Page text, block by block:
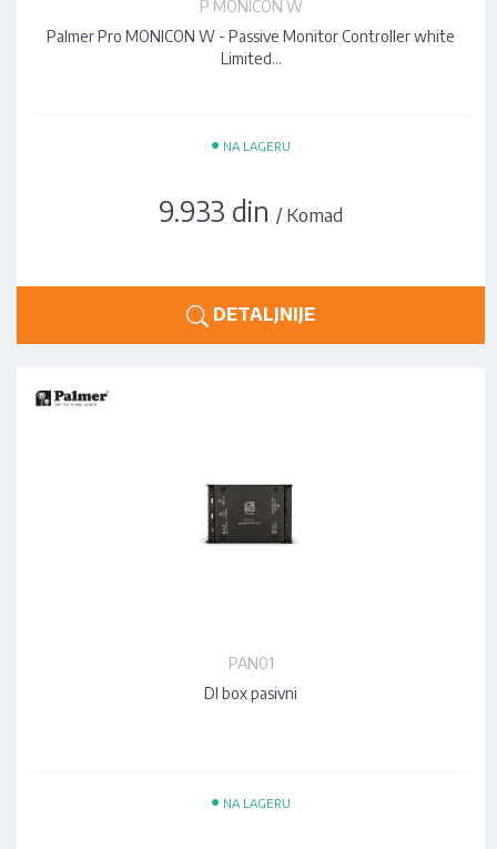
P MONICON W
Palmer Pro MONICON W - Passive Monitor Controller white
Limited…
• NA LAGERU
9.933 din / Komad
DETALJNIJE
PAN01
DI box pasivni
• NA LAGERU